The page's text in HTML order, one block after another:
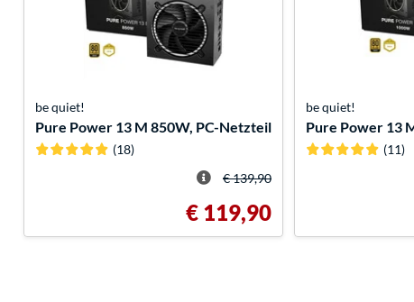
be quiet!
Pure Power 13 M 850W, PC-Netzteil
(18)
€ 139,90
€ 119,90
be quiet!
Pure Power 13
(11)